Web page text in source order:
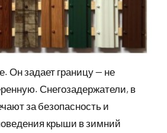
Он задает границу — не
Снегозадержатели, в
за безопасность и
крыши в зимний